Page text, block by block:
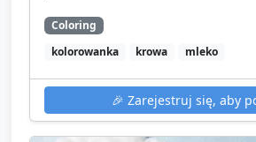
Coloring
kolorowanka
krowa mleko
🎉 Zarejestruj się, aby